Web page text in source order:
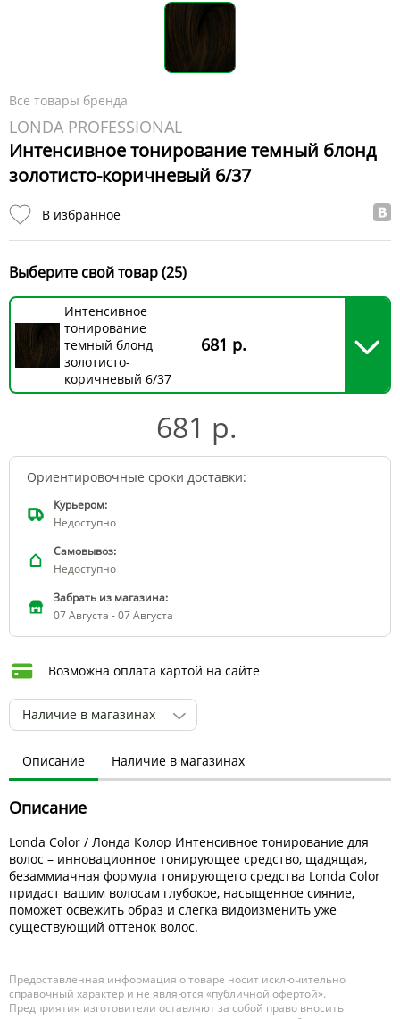
Все товары бренда
LONDA PROFESSIONAL
Интенсивное тонирование темный блонд
золотисто-коричневый 6/37
В избранное
Выберите свой товар (25)
Интенсивное
тонирование
темный блонд
золотисто-
коричневый 6/37
681 р.
681 р.
Ориентировочные сроки доставки:
Курьером:
Недоступно
Самовывоз:
Недоступно
Забрать из магазина:
07 Августа - 07 Августа
Возможна оплата картой на сайте
Наличие в магазинах
Описание Наличие в магазинах
Описание
Londa Color / Лонда Колор Интенсивное тонирование для
волос – инновационное тонирующее средство, щадящая,
безаммиачная формула тонирующего средства Londa Color
придаст вашим волосам глубокое, насыщенное сияние,
поможет освежить образ и слегка видоизменить уже
существующий оттенок волос.
Предоставленная информация о товаре носит исключительно
справочный характер и не являются «публичной офертой».
Предприятия изготовители оставляют за собой право вносить